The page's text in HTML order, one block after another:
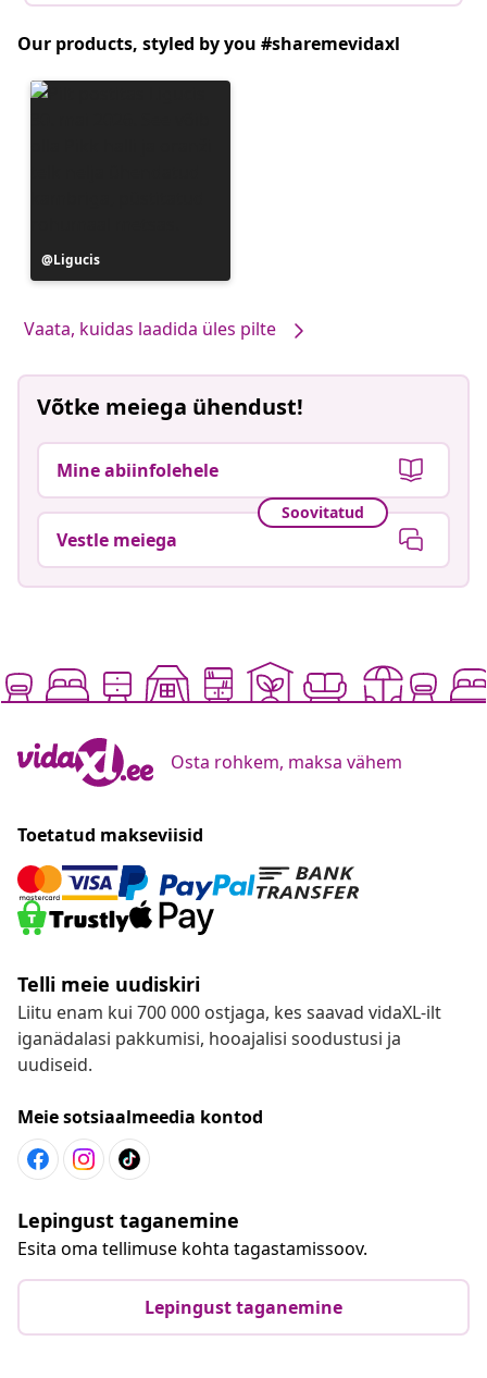
Our products, styled by you #sharemevidaxl
Postitus
avaldatud
Ligucis
Vaata, kuidas laadida üles pilte
Võtke meiega ühendust!
Mine abiinfolehele
Soovitatud
Vestle meiega
Osta rohkem, maksa vähem
Toetatud makseviisid
Telli meie uudiskiri
Liitu enam kui 700 000 ostjaga, kes saavad vidaXL-ilt
iganädalasi pakkumisi, hooajalisi soodustusi ja
uudiseid.
Meie sotsiaalmeedia kontod
Lepingust taganemine
Esita oma tellimuse kohta tagastamissoov.
Lepingust taganemine